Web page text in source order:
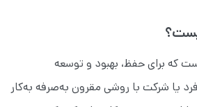
که برای حفظ، بهبود و توسعه
یا شرکت با روشی مقرون به‌صرفه به‌کار